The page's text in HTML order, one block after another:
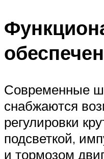
Современные
снабжаются
регулировки
подсветкой,
и тормозом